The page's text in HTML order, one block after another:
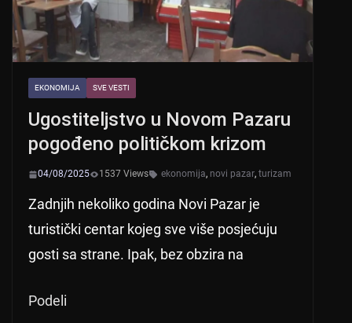
EKONOMIJA SVE VESTI
Ugostiteljstvo u Novom Pazaru
pogođeno političkom krizom
04/08/2025 1537 Views ekonomija, novi pazar, turizam
Zadnjih nekoliko godina Novi Pazar je
turistički centar kojeg sve više posjećuju
gosti sa strane. Ipak, bez obzira na
Podeli